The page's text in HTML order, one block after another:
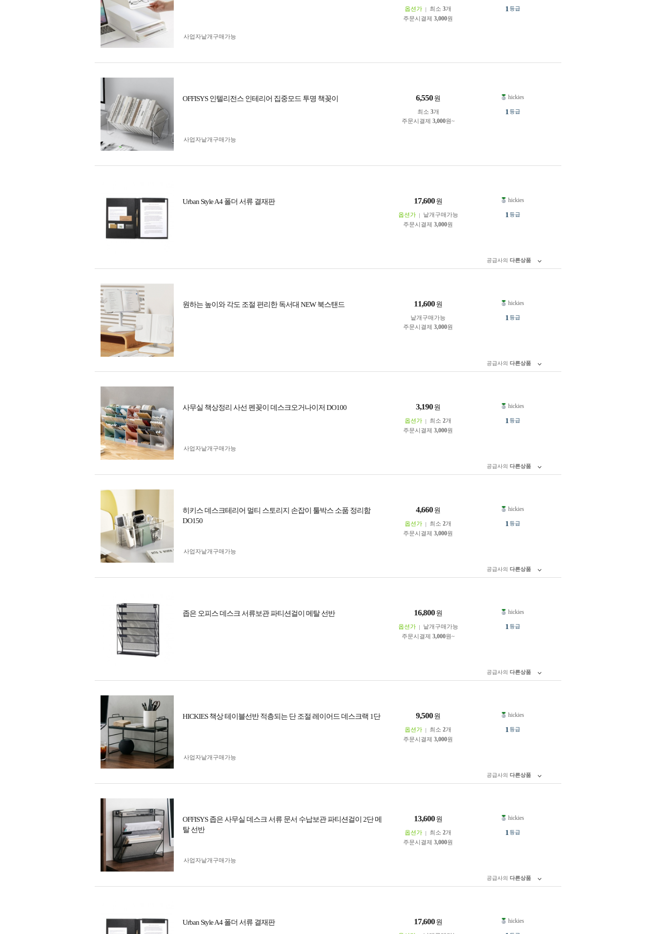
옵션가 최소 3개
주문시결제 3,000원
사업자 낱개구매가능
1 등급
OFFISYS 인텔리전스 인테리어 집중모드 투명 책꽂이 6,550 원
최소 3개
주문시결제 3,000원~
사업자 낱개구매가능
hickies
1 등급
Urban Style A4 폴더 서류 결재판 17,600 원
옵션가
낱개구매가능
주문시결제 3,000원
hickies
1 등급
공급사의 다른상품
원하는 높이와 각도 조절 편리한 독서대 NEW 북스탠드 11,600 원
낱개구매가능
주문시결제 3,000원
hickies
1 등급
공급사의 다른상품
사무실 책상정리 사선 펜꽂이 데스크오거나이저 DO100 3,190 원
옵션가 최소 2개
주문시결제 3,000원
사업자 낱개구매가능
hickies
1 등급
공급사의 다른상품
히키스 데스크테리어 멀티 스토리지 손잡이 툴박스 소품 정리함
DO150
4,660 원
옵션가 최소 2개
주문시결제 3,000원
사업자 낱개구매가능
hickies
1 등급
공급사의 다른상품
좁은 오피스 데스크 서류보관 파티션걸이 메탈 선반 16,800 원
옵션가
낱개구매가능
주문시결제 3,000원~
hickies
1 등급
공급사의 다른상품
HICKIES 책상 테이블선반 적층되는 단 조절 레이어드 데스크랙 1단 9,500 원
옵션가 최소 2개
주문시결제 3,000원
사업자 낱개구매가능
hickies
1 등급
공급사의 다른상품
OFFISYS 좁은 사무실 데스크 서류 문서 수납보관 파티션걸이 2단 메
탈 선반
13,600 원
옵션가 최소 2개
주문시결제 3,000원
사업자 낱개구매가능
hickies
1 등급
공급사의 다른상품
Urban Style A4 폴더 서류 결재판 17,600 원 hickies